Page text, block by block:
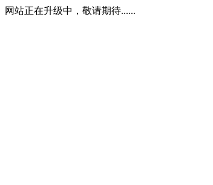
网站正在升级中，敬请期待......